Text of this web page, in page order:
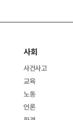
사회
사건사고
교육
노동
언론